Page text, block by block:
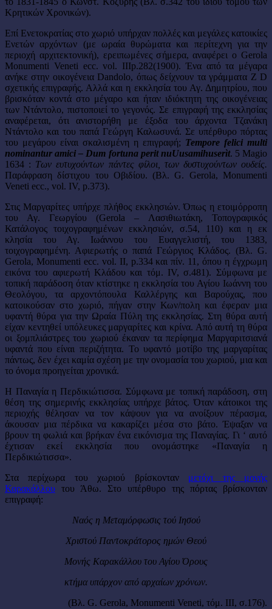
Κρητικών Χρονικών).
Επί Ενετοκρατίας στo χωριό υπήρχαν πολλές και μεγάλες κατοικίες
Ενετών αρχόντων (με ωραία θυρώματα και περίτεχνη για την
περιοχή αρχιτεκτονική), ερειπωμένες σήμερα, αναφέρει ο Gerola
Monumenti Veneti ecc. vol. IIIp.282(1900). Ένα από τα μέγαρα
ανήκε στην οικογένεια Dandolo, όπως δείχνουν τα γράμματα Ζ D
σχετικής επιγραφής. Αλλά και η εκκλησία του Αγ. Δημητρίου, που
βρισκόταν κοντά στο μέγαρο και ήταν ιδιόκτητη της οικογένειας
των Ντάντολο, πιστοποιεί το γεγονός. Σε επιγραφή της εκκλησίας
αναφέρεται, ότι ανιστορήθη με έξοδα του άρχοντα Τζανάκη
Ντάντολο και του παπά Γεώργη Καλωσυνά. Σε υπέρθυρο πόρτας
του μεγάρου είναι σκαλισμένη η επιγραφή; Tempore felici multi
nominantur amici – Dum fortuna perit nuUusamihuserìt. 5 Magio
1634 : Των ευτυχούντων πάντες φίλοι, των δυστυχούντων ουδείς.
Παράφραση δίστιχου του Οβιδίου. (Βλ. G. Gerola, Monumenti
Veneti ecc., vol. IV, p.373).
Στις Μαργαρίτες υπήρχε πλήθος εκκλησιών. Όπως η ετοιμόρροπη
του Αγ. Γεωργίου (Gerola – Λασιθιωτάκη, Τοπογραφικός
Κατάλογος τοιχογραφημένων εκκλησιών, σ.54, 110) και η εκ
κλησία του Αγ. Ιωάννου του Ευαγγελιστή, του 1383,
τοιχογραφημένη. Αφιερωτής ο παπά Γεώργιος Κλάδος. (Βλ. G.
Gerola, Monumenti ecc. vol. II, p.334 και πίν. 11, όπου η έγχρωμη
εικόνα του αφιερωτή Κλάδου και τόμ. IV, σ.481). Σύμφωνα με
τοπική παράδοση όταν κτίστηκε η εκκλησία του Αγίου Ιωάννη του
Θεολόγου, τα αρχοντόπουλα Καλλέργης και Βαρούχας, που
κατοικούσαν στο χωριό, πήγαν στην Κων/πολη και έφεραν μια
υφαντή θύρα για την Ωραία Πύλη της εκκλησίας. Στη θύρα αυτή
είχαν κεντηθεί υπόλευκες μαργαρίτες και κρίνα. Από αυτή τη θύρα
οι ξομπλιάστρες του χωριού έκαναν τα περίφημα Μαργαριτσιανά
υφαντά που είναι περιζήτητα. Το υφαντό μοτίβο της μαργαρίτας
πάντως, δεν έχει καμία σχέση με την ονομασία του χωριού, μια και
το όνομα προηγείται χρονικά.
Η Παναγία η Περδικιώτισσα. Σύμφωνα με τοπική παράδοση, στη
θέση της σημερινής εκκλησίας υπήρχε βάτος. Όταν κάτοικοι της
περιοχής θέλησαν να τον κάψουν για να ανοίξουν πέρασμα,
άκουσαν μια πέρδικα να κακαρίζει μέσα στο βάτο. Έψαξαν να
βρουν τη φωλιά και βρήκαν ένα εικόνισμα της Παναγίας. Γι ‘ αυτό
έχτισαν εκεί εκκλησία που ονομάστηκε «Παναγία η
Περδικιώτισσα».
Στα περίχωρα του χωριού βρίσκονταν μετόχι της μονής
Καρακάλλου του Άθω. Στο υπέρθυρο της πόρτας βρίσκονταν
επιγραφή:
Ναός η Μεταμόρφωσις τού Ιησού
Χριστού Παντοκράτορος ημών Θεού
Μονής Καρακάλλου του Αγίου Όρους
κτήμα υπάρχον από αρχαίων χρόνων.
(Βλ. G. Gerola, Monumenti Veneti, τόμ. III, σ.176).